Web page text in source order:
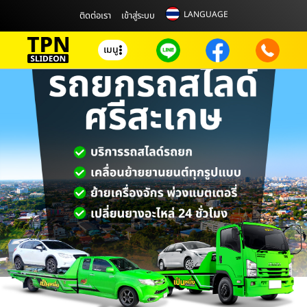
ติดต่อเรา เข้าสู่ระบบ LANGUAGE
เมนู